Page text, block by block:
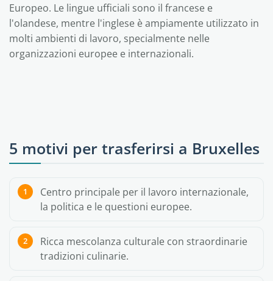
Europeo. Le lingue ufficiali sono il francese e
l'olandese, mentre l'inglese è ampiamente utilizzato in
molti ambienti di lavoro, specialmente nelle
organizzazioni europee e internazionali.
5 motivi per trasferirsi a Bruxelles
Centro principale per il lavoro internazionale,
la politica e le questioni europee.
Ricca mescolanza culturale con straordinarie
tradizioni culinarie.